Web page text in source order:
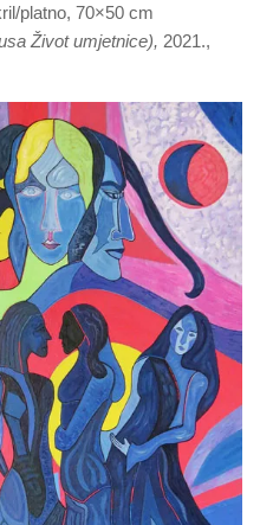
platno, 70×50 cm
Život umjetnice), 2021.,